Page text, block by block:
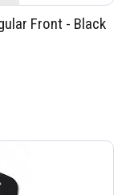
Front - Black